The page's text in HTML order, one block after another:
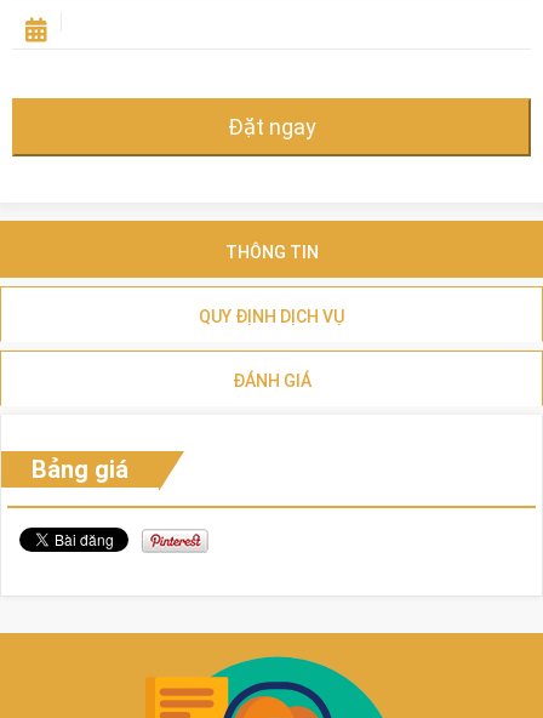
Đặt ngay
THÔNG TIN
QUY ĐỊNH DỊCH VỤ
ĐÁNH GIÁ
Bảng giá